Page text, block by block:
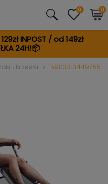
INPOST / od 149zł
24H!📦
0 0
i krzesła 5903313449755